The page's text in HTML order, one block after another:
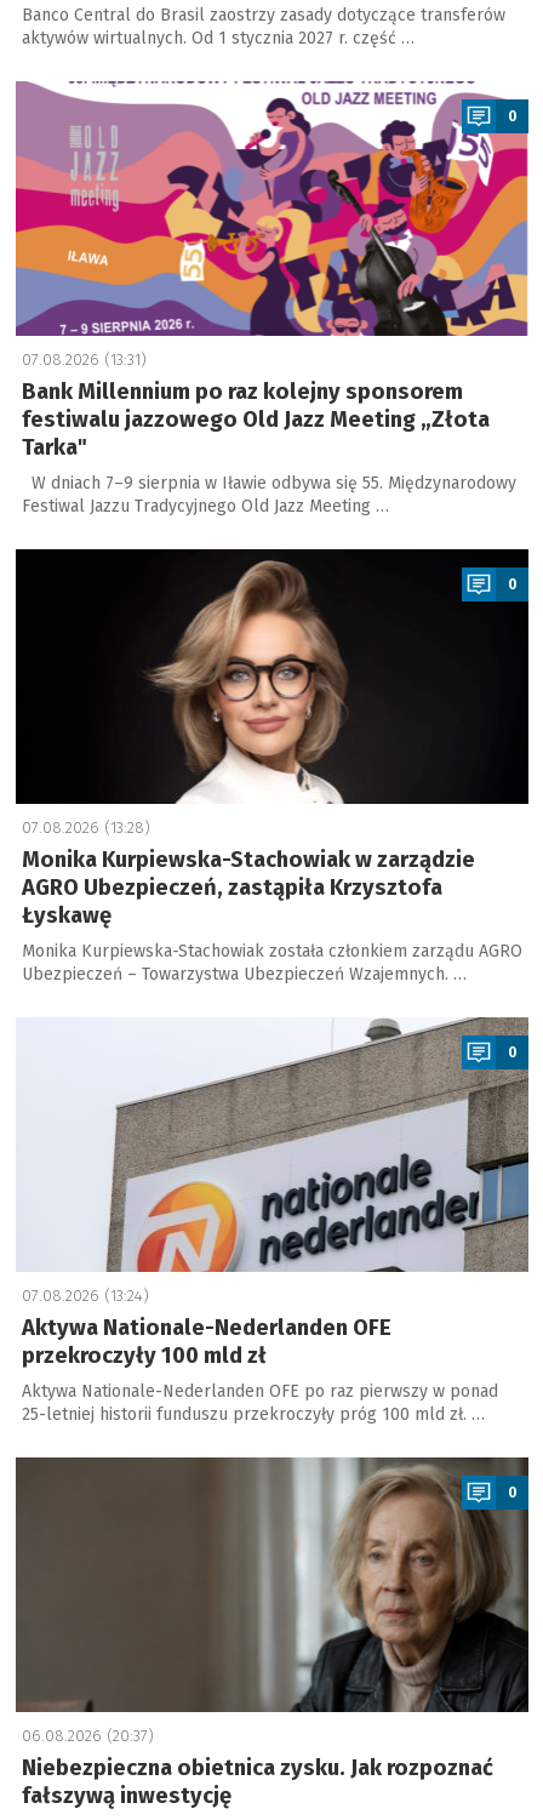
Banco Central do Brasil zaostrzy zasady dotyczące transferów
aktywów wirtualnych. Od 1 stycznia 2027 r. część …
a
0
07.08.2026 (13:31)
Bank Millennium po raz kolejny sponsorem
festiwalu jazzowego Old Jazz Meeting „Złota
Tarka"
W dniach 7–9 sierpnia w Iławie odbywa się 55. Międzynarodowy
Festiwal Jazzu Tradycyjnego Old Jazz Meeting …
a
0
07.08.2026 (13:28)
Monika Kurpiewska-Stachowiak w zarządzie
AGRO Ubezpieczeń, zastąpiła Krzysztofa
Łyskawę
Monika Kurpiewska-Stachowiak została członkiem zarządu AGRO
Ubezpieczeń – Towarzystwa Ubezpieczeń Wzajemnych. …
0
07.08.2026 (13:24)
Aktywa Nationale-Nederlanden OFE
przekroczyły 100 mld zł
Aktywa Nationale-Nederlanden OFE po raz pierwszy w ponad
25-letniej historii funduszu przekroczyły próg 100 mld zł. …
a
0
06.08.2026 (20:37)
Niebezpieczna obietnica zysku. Jak rozpoznać
fałszywą inwestycję